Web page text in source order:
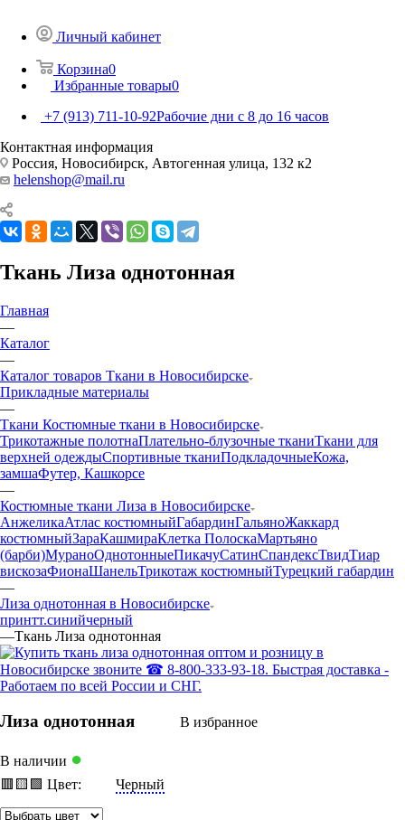
Личный кабинет
Корзина0
Избранные товары0
+7 (913) 711-10-92Рабочие дни с 8 до 16 часов
Контактная информация
Россия, Новосибирск, Автогенная улица, 132 к2
helenshop@mail.ru
Ткань Лиза однотонная
Главная
—
Каталог
—
Каталог товаров Ткани в Новосибирске
Прикладные материалы
—
Ткани Костюмные ткани в Новосибирске
Трикотажные полотнаПлательно-блузочные тканиТкани для
верхней одеждыСпортивные тканиПодкладочныеКожа,
замшаФутер, Кашкорсе
—
Костюмные ткани Лиза в Новосибирске
АнжеликаАтлас костюмныйГабардинГальяноЖаккард
костюмныйЗараКашмираКлетка ПолоскаМартьяно
(барби)МураноОднотонныеПикачуСатинСпандексТвидТиар
вискозаФионаШанельТрикотаж костюмныйТурецкий габардин
—
Лиза однотонная в Новосибирске
принтт.синийчерный
—Ткань Лиза однотонная
Лиза однотонная В избранное
В наличии ●
🟥 🟨 🟩 Цвет: Черный